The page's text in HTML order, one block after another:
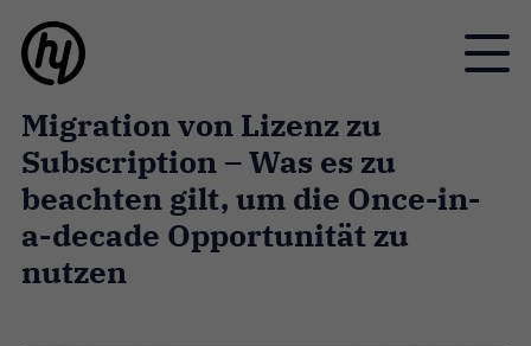
Toggle
Migration von Lizenz zu
Subscription – Was es zu
beachten gilt, um die Once-in-
a-decade Opportunität zu
nutzen